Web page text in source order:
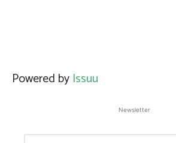
Powered by Issuu
Newsletter